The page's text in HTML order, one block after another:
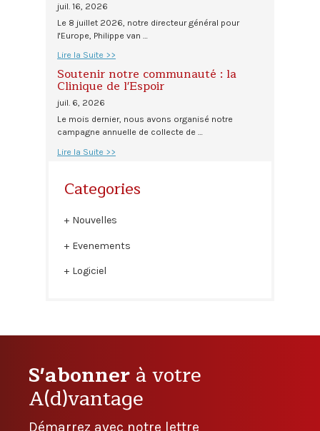
juil. 16, 2026
Le 8 juillet 2026, notre directeur général pour
l'Europe, Philippe van …
Lire la Suite >>
Soutenir notre communauté : la
Clinique de l'Espoir
juil. 6, 2026
Le mois dernier, nous avons organisé notre
campagne annuelle de collecte de …
Lire la Suite >>
Categories
Nouvelles
Evenements
Logiciel
S'abonnerà votre
A(d)vantage
Démarrez avec notre lettre